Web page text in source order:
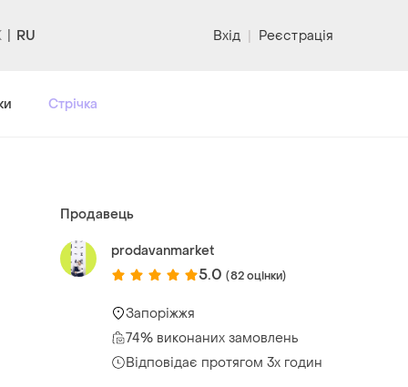
RU Вхід | Реєстрація
Стрічка
Продавець
prodavanmarket
5.0 (82 оцінки)
Запоріжжя
74% виконаних замовлень
Відповідає протягом 3х годин